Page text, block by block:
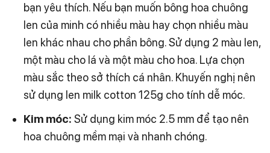
bạn yêu thích. Nếu bạn muốn bông hoa chuông
len của minh có nhiều màu hay chọn nhiều màu
len khác nhau cho phần bông.Sử dụng 2 màu len,
một màu cho lá và một màu cho hoa. Lựa chọn
màu sắc theo sở thích cá nhân. Khuyến nghị nên
sử dụng len milk cotton 125g cho tính dễ móc.
Kim móc: Sử dụng kim móc 2.5 mm để tạo nên
hoa chuông mềm mại và nhanh chóng.